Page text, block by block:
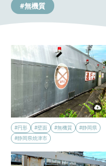
#無機質
#円形 #壁面 #無機質
#静岡県
#静岡県焼津市